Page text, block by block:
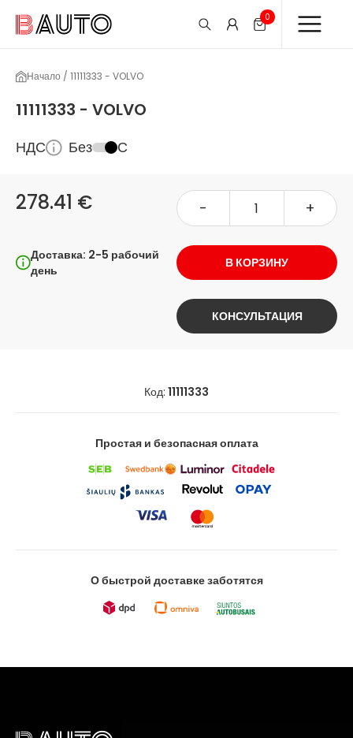
0
Начало / 11111333 - VOLVO
11111333 - VOLVO
НДС Без С
278.41 € - +
Доставка: 2-5 рабочий
день
В КОРЗИНУ
КОНСУЛЬТАЦИЯ
Код: 11111333
Простая и безопасная оплата
О быстрой доставке заботятся